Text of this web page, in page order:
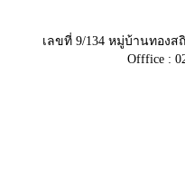
เลขที่ 9/134 หมู่บ้านทอง
Offfice :